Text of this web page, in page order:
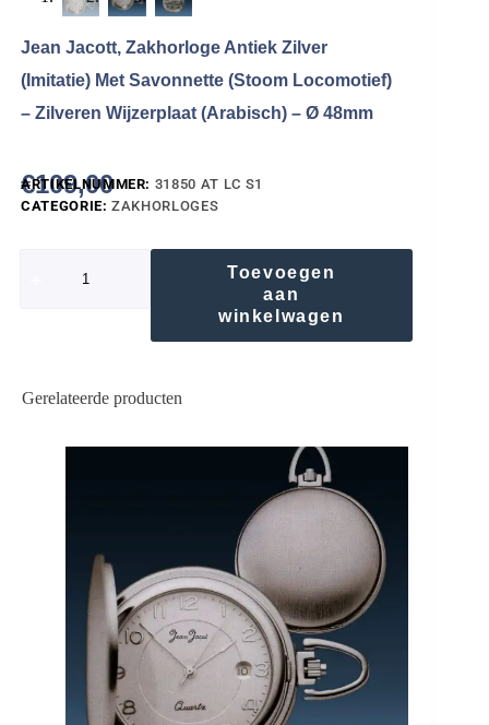
Jean Jacott, Zakhorloge Antiek Zilver
(Imitatie) Met Savonnette (Stoom Locomotief)
– Zilveren Wijzerplaat (Arabisch) – Ø 48mm
€109,00
ARTIKELNUMMER: 31850 AT LC S1
CATEGORIE:ZAKHORLOGES
Toevoegen
aan
winkelwagen
Gerelateerde producten